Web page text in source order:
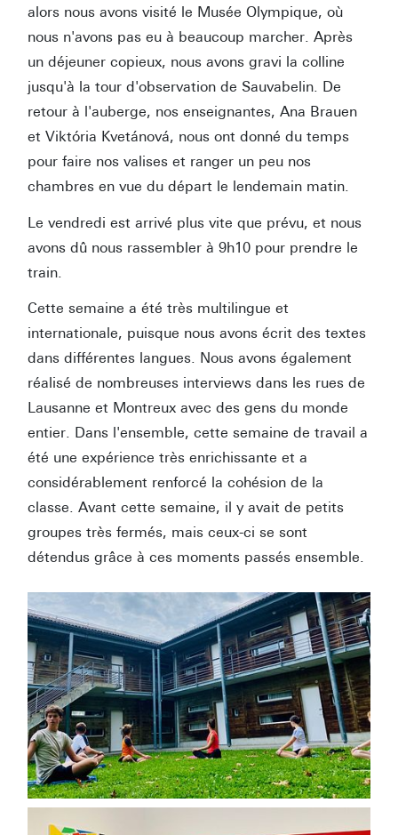
alors nous avons visité le Musée Olympique, où
nous n'avons pas eu à beaucoup marcher. Après
un déjeuner copieux, nous avons gravi la colline
jusqu'à la tour d'observation de Sauvabelin. De
retour à l'auberge, nos enseignantes, Ana Brauen
et Viktória Kvetánová, nous ont donné du temps
pour faire nos valises et ranger un peu nos
chambres en vue du départ le lendemain matin.
Le vendredi est arrivé plus vite que prévu, et nous
avons dû nous rassembler à 9h10 pour prendre le
train.
Cette semaine a été très multilingue et
internationale, puisque nous avons écrit des textes
dans différentes langues. Nous avons également
réalisé de nombreuses interviews dans les rues de
Lausanne et Montreux avec des gens du monde
entier. Dans l'ensemble, cette semaine de travail a
été une expérience très enrichissante et a
considérablement renforcé la cohésion de la
classe. Avant cette semaine, il y avait de petits
groupes très fermés, mais ceux-ci se sont
détendus grâce à ces moments passés ensemble.